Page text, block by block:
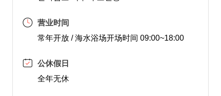
营业时间
常年开放 / 海水浴场开场时间 09:00~18:00
公休假日
全年无休